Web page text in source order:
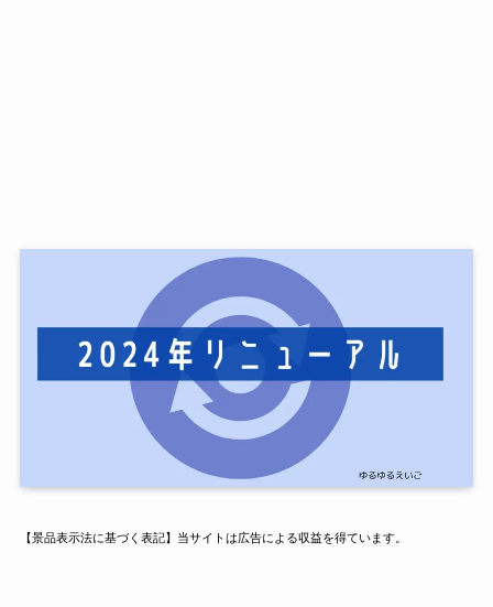
【景品表示法に基づく表記】当サイトは広告による収益を得ています。